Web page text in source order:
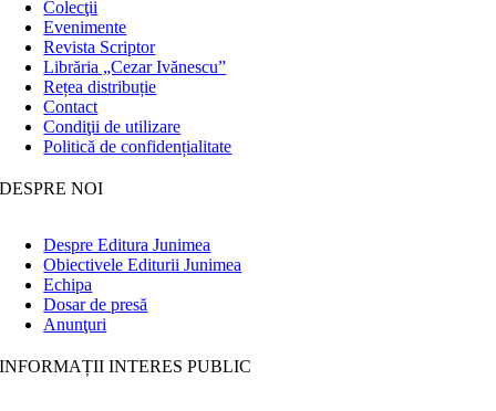
Colecţii
Evenimente
Revista Scriptor
Librăria „Cezar Ivănescu”
Rețea distribuție
Contact
Condiţii de utilizare
Politică de confidențialitate
DESPRE NOI
Despre Editura Junimea
Obiectivele Editurii Junimea
Echipa
Dosar de presă
Anunţuri
INFORMAȚII INTERES PUBLIC